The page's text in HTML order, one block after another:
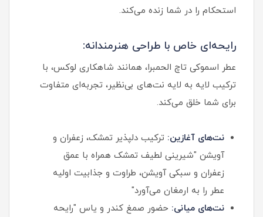
استحکام را در شما زنده می‌کند.
رایحه‌ای خاص با طراحی هنرمندانه:
عطر اسموکی تاچ الحمبرا، همانند شاهکاری لوکس، با
ترکیب لایه به لایه نت‌های بی‌نظیر، تجربه‌ای متفاوت
برای شما خلق می‌کند.
نت‌های آغازین: ترکیب دلپذیر تمشک، زعفران و
آویشن "شیرینی لطیف تمشک همراه با عمق
زعفران و سبکی آویشن، طراوت و جذابیت اولیه
عطر را به ارمغان می‌آورد"
نت‌های میانی: حضور صمغ کندر و یاس "رایحه